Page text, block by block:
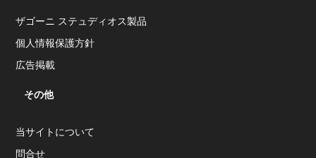
ザゴーニ ステュディオス製品
個人情報保護方針
広告掲載
その他
当サイトについて
問合せ